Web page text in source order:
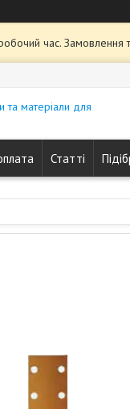
час.
та матеріали для
Статті